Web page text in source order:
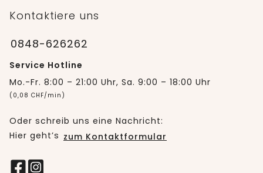
Kontaktiere uns
0848-626262
Service Hotline
Mo.-Fr. 8:00 – 21:00 Uhr, Sa. 9:00 – 18:00 Uhr
(0,08 CHF/min)
Oder schreib uns eine Nachricht:
Hier geht’s zum Kontaktformular